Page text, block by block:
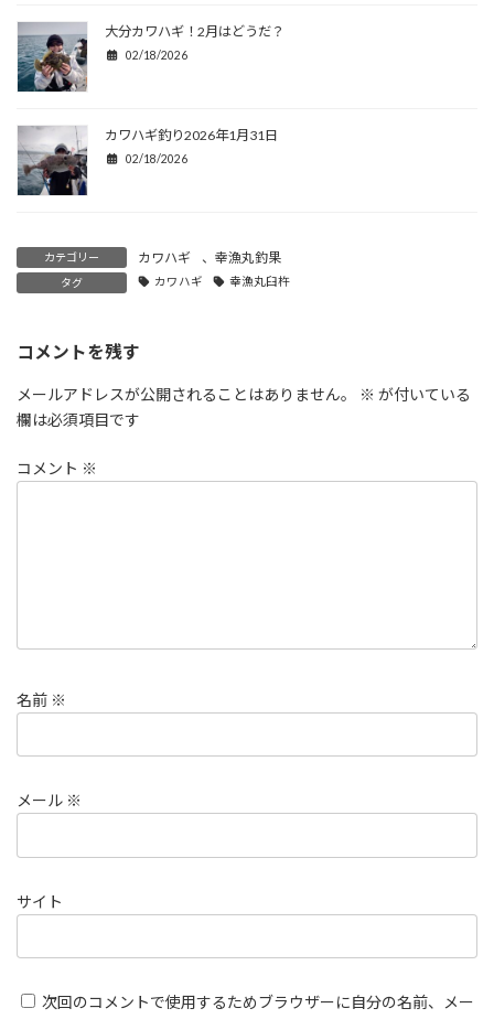
大分カワハギ！2月はどうだ？
02/18/2026
カワハギ釣り2026年1月31日
02/18/2026
カテゴリー カワハギ 、 幸漁丸釣果
タグ カワハギ 幸漁丸臼杵
コメントを残す
メールアドレスが公開されることはありません。 ※ が付いている
欄は必須項目です
コメント ※
名前 ※
メール ※
サイト
次回のコメントで使用するためブラウザーに自分の名前、メー